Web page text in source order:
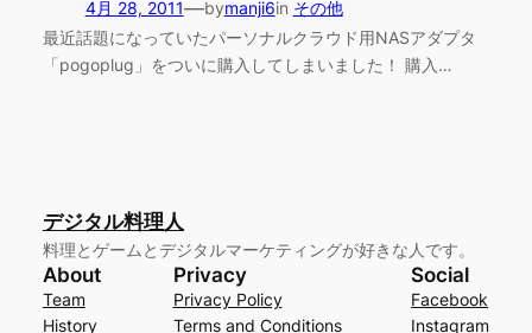
4月 28, 2011—bymanji6in その他
最近話題になっていたパーソナルクラウド用NASアダプタ
「pogoplug」をついに購入してしまいました！ 購入…
デジタル料理人
料理とゲームとデジタルマーケティングが好きな人です。
About
Team
History
Privacy
Privacy Policy
Terms and Conditions
Social
Facebook
Instagram